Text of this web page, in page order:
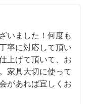
いました！何度も
寧に対応して頂い
上げて頂いて、お
家具大切に使って
があれば宜しくお